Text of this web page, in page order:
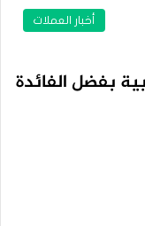
أخبار العملات
بفضل الفائدة